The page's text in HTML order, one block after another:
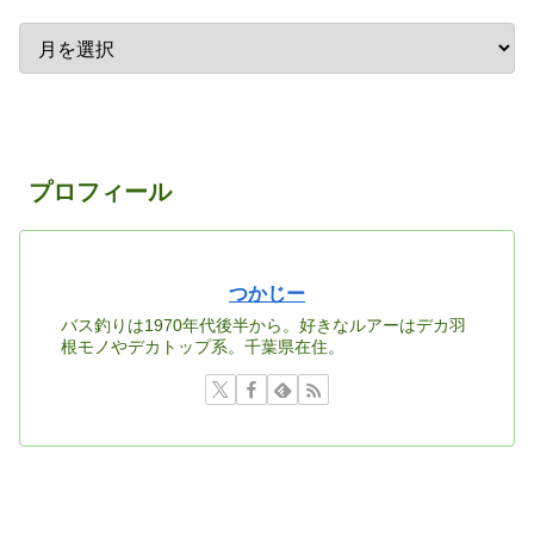
プロフィール
つかじー
バス釣りは1970年代後半から。好きなルアーはデカ羽
根モノやデカトップ系。千葉県在住。